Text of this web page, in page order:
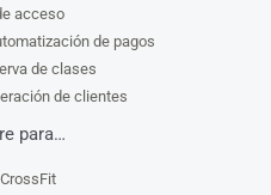
acceso
de pagos
de clases
de clientes
para…